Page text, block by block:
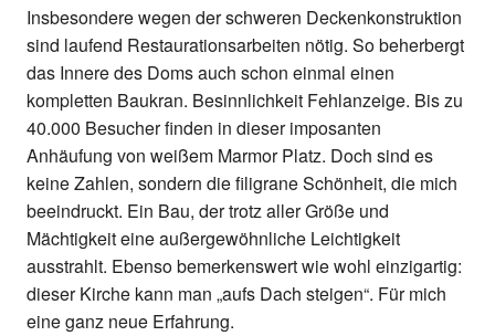
Insbesondere wegen der schweren Deckenkonstruktion
sind laufend Restaurationsarbeiten nötig. So beherbergt
das Innere des Doms auch schon einmal einen
kompletten Baukran. Besinnlichkeit Fehlanzeige. Bis zu
40.000 Besucher finden in dieser imposanten
Anhäufung von weißem Marmor Platz. Doch sind es
keine Zahlen, sondern die filigrane Schönheit, die mich
beeindruckt. Ein Bau, der trotz aller Größe und
Mächtigkeit eine außergewöhnliche Leichtigkeit
ausstrahlt. Ebenso bemerkenswert wie wohl einzigartig:
dieser Kirche kann man „aufs Dach steigen“. Für mich
eine ganz neue Erfahrung.